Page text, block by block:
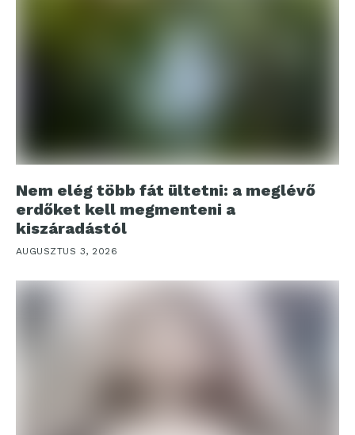
Nem elég több fát ültetni: a meglévő
erdőket kell megmenteni a
kiszáradástól
AUGUSZTUS 3, 2026